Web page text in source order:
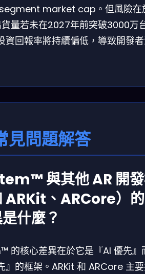
market cap。但風險在
貨量若未在2027年前突破3000万
資回報率將持續偏低，導致開發
見問題解答
與其他 AR 開
ARKit、ARCore）
什麼？
的核心差異在於它是『AI 優先』
』的框架。ARKit 和 ARCore 主